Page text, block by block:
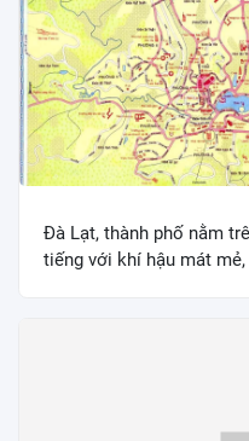
Đà Lạt, thành phố nằm
tiếng với khí hậu mát